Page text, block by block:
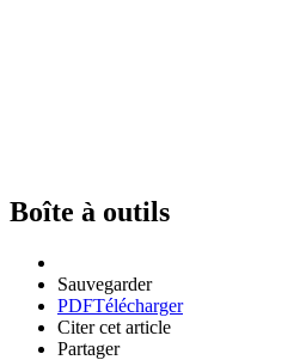
Boîte à outils
Sauvegarder
PDFTélécharger
Citer cet article
Partager